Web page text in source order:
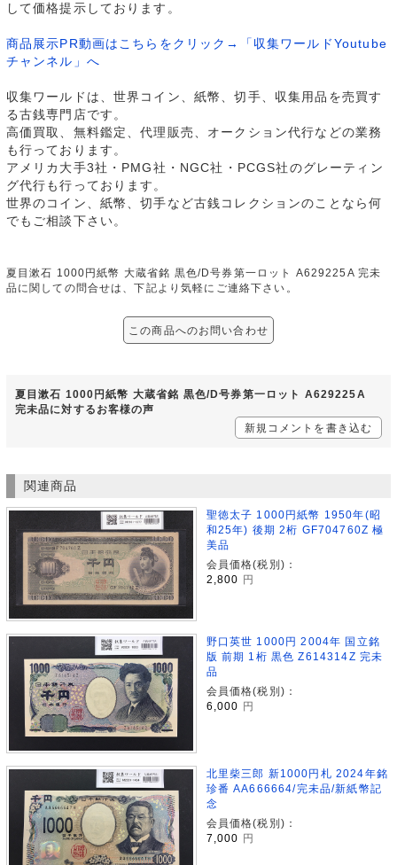
して価格提示しております。
商品展示PR動画はこちらをクリック→「収集ワールドYoutube
チャンネル」へ
収集ワールドは、世界コイン、紙幣、切手、収集用品を売買す
る古銭専門店です。
高価買取、無料鑑定、代理販売、オークション代行などの業務
も行っております。
アメリカ大手3社・PMG社・NGC社・PCGS社のグレーティン
グ代行も行っております。
世界のコイン、紙幣、切手など古銭コレクションのことなら何
でもご相談下さい。
夏目漱石 1000円紙幣 大蔵省銘 黒色/D号券第一ロット A629225A 完未
品に関しての問合せは、下記より気軽にご連絡下さい。
この商品へのお問い合わせ
夏目漱石 1000円紙幣 大蔵省銘 黒色/D号券第一ロット A629225A
完未品に対するお客様の声
新規コメントを書き込む
関連商品
聖徳太子 1000円紙幣 1950年(昭
和25年) 後期 2桁 GF704760Z 極
美品
会員価格(税別)：
2,800
円
野口英世 1000円 2004年 国立銘
版 前期 1桁 黒色 Z614314Z 完未
品
会員価格(税別)：
6,000 円
北里柴三郎 新1000円札 2024年銘
珍番 AA666664/完未品/新紙幣記
念
会員価格(税別)：
7,000
円